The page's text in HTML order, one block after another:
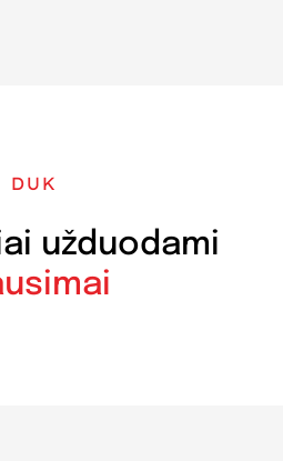
DUK
užduodami